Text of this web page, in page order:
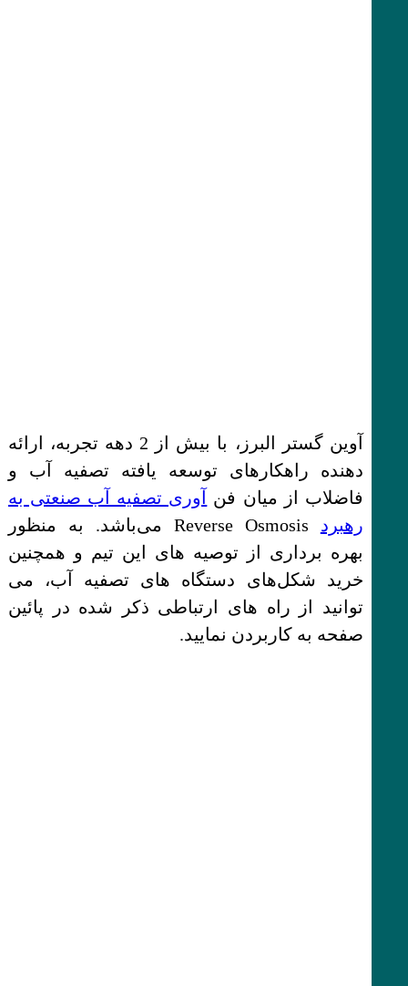
آوین گستر البرز، با بیش از 2 دهه تجربه، ارائه
دهنده راهکارهای توسعه یافته تصفیه آب و
فاضلاب از میان فن
آوری تصفیه آب صنعتی به
رهبرد
Reverse Osmosis می‌باشد. به منظور
بهره برداری از توصیه های این تیم و همچنین
خرید شکل‌های دستگاه های تصفیه آب، می
توانید از راه های ارتباطی ذکر شده در پائین
صفحه به کاربردن نمایید.